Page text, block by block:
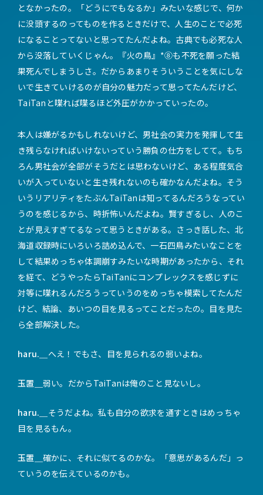
となかったの。「どうにでもなるか」みたいな感じで、何か
に没頭するのってものを作るときだけで、人生のことで必死
になることってないと思ってたんだよね。古典でも必死な人
から没落していくじゃん。『火の鳥』*⑧も不死を願った結
果死んでしまうしさ。だからあまりそういうことを気にしな
いで生きていけるのが自分の魅力だって思ってたんだけど、
TaiTanと喋れば喋るほど外圧がかかっていったの。
本人は嫌がるかもしれないけど、男社会の実力を発揮して生
き残らなければいけないっていう勝負の仕方をしてて。もち
ろん男社会が全部がそうだとは思わないけど、ある程度気合
いが入っていないと生き残れないのも確かなんだよね。そう
いうリアリティをたぶんTaiTanは知ってるんだろうなってい
うのを感じるから、時折怖いんだよね。賢すぎるし、人のこ
とが見えすぎてるなって思うときがある。さっき話した、北
海道収録時にいろいろ詰め込んで、一石四鳥みたいなことを
して結果めっちゃ体調崩すみたいな時期があったから、それ
を経て、どうやったらTaiTanにコンプレックスを感じずに
対等に喋れるんだろうっていうのをめっちゃ模索してたんだ
けど、結論、あいつの目を見るってことだったの。目を見た
ら全部解決した。
haru.＿ へえ！でもさ、目を見られるの弱いよね。
玉置＿ 弱い。だからTaiTanは俺のこと見ないし。
haru.＿ そうだよね。私も自分の欲求を通すときはめっちゃ
目を見るもん。
玉置＿ 確かに、それに似てるのかな。「意思があるんだ」っ
ていうのを伝えているのかも。